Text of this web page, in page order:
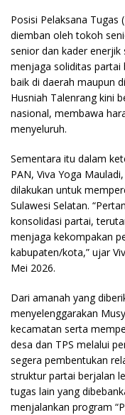
Posisi Pelaksana Tugas
diemban oleh tokoh
senior dan kader
menjaga soliditas
baik di daerah maupun
Husniah Talenrang kini
nasional, membawa
menyeluruh.
Sementara itu dalam
PAN, Viva Yoga
dilakukan untuk
Sulawesi Selatan.
konsolidasi partai,
menjaga kekompakan
kabupaten/kota,” ujar
Mei 2026.
Dari amanah yang
menyelenggarakan
kecamatan serta
desa dan TPS melalui
segera pembentukan
struktur partai berjalan
tugas lain yang
menjalankan program